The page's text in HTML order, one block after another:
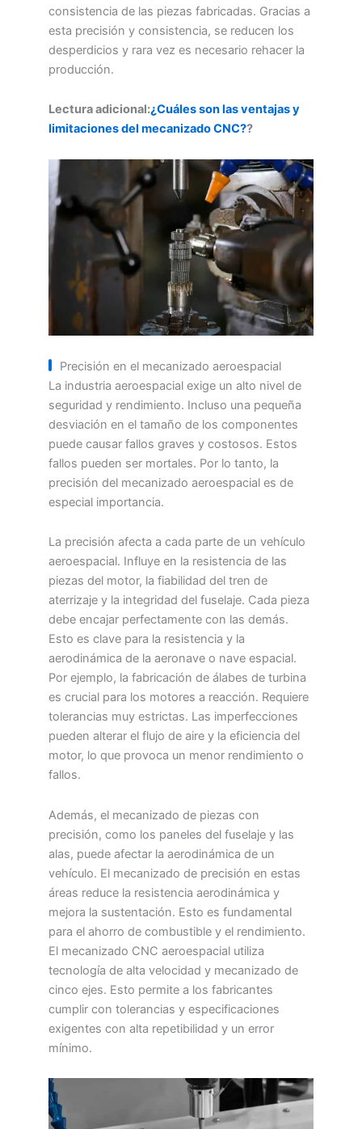
consistencia de las piezas fabricadas. Gracias a
esta precisión y consistencia, se reducen los
desperdicios y rara vez es necesario rehacer la
producción.
Lectura adicional:¿Cuáles son las ventajas y
limitaciones del mecanizado CNC??
Precisión en el mecanizado aeroespacial
La industria aeroespacial exige un alto nivel de
seguridad y rendimiento. Incluso una pequeña
desviación en el tamaño de los componentes
puede causar fallos graves y costosos. Estos
fallos pueden ser mortales. Por lo tanto, la
precisión del mecanizado aeroespacial es de
especial importancia.
La precisión afecta a cada parte de un vehículo
aeroespacial. Influye en la resistencia de las
piezas del motor, la fiabilidad del tren de
aterrizaje y la integridad del fuselaje. Cada pieza
debe encajar perfectamente con las demás.
Esto es clave para la resistencia y la
aerodinámica de la aeronave o nave espacial.
Por ejemplo, la fabricación de álabes de turbina
es crucial para los motores a reacción. Requiere
tolerancias muy estrictas. Las imperfecciones
pueden alterar el flujo de aire y la eficiencia del
motor, lo que provoca un menor rendimiento o
fallos.
Además, el mecanizado de piezas con
precisión, como los paneles del fuselaje y las
alas, puede afectar la aerodinámica de un
vehículo. El mecanizado de precisión en estas
áreas reduce la resistencia aerodinámica y
mejora la sustentación. Esto es fundamental
para el ahorro de combustible y el rendimiento.
El mecanizado CNC aeroespacial utiliza
tecnología de alta velocidad y mecanizado de
cinco ejes. Esto permite a los fabricantes
cumplir con tolerancias y especificaciones
exigentes con alta repetibilidad y un error
mínimo.